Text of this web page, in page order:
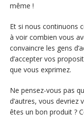
même !
Et si nous continuons
à voir combien vous
convaincre les gens
d’accepter vos
que vous exprimez.
Ne pensez-vous pas
d’autres, vous devriez
êtes un bon produit ?